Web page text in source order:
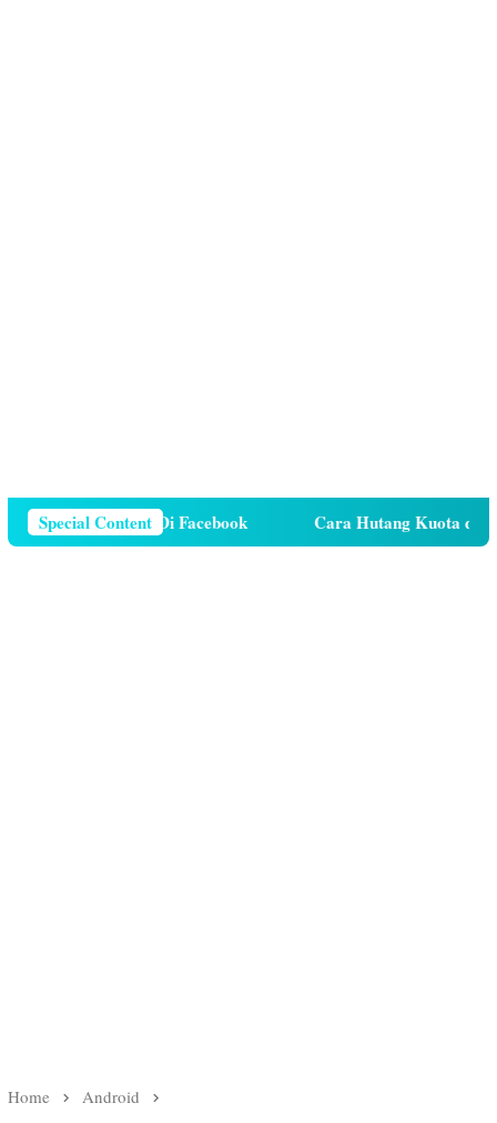
Special Content
Telepon Di Facebook Cara Hutang Kuota di Telkomsel
Home Android